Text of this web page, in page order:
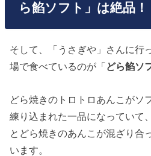
ら餡ソフト」は絶品！
そして、「うさぎや」さんに行
場で食べているのが「 どら餡ソ
どら焼きのトロトロあんこがソ
練り込まれた一品になっていて
とどら焼きのあんこが混ざり合
います。